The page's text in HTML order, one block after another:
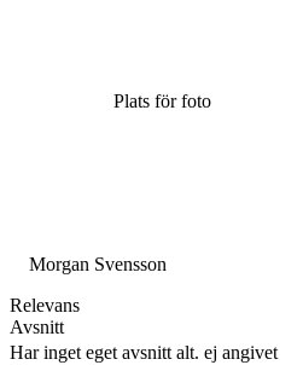
Plats för foto
Morgan Svensson
Relevans
Avsnitt
Har inget eget avsnitt alt. ej angivet